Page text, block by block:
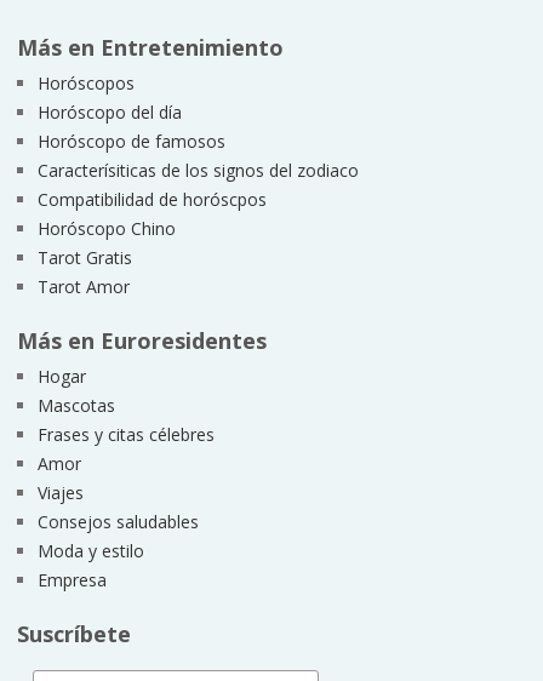
Más en Entretenimiento
Horóscopos
Horóscopo del día
Horóscopo de famosos
Caracterísiticas de los signos del zodiaco
Compatibilidad de horóscpos
Horóscopo Chino
Tarot Gratis
Tarot Amor
Más en Euroresidentes
Hogar
Mascotas
Frases y citas célebres
Amor
Viajes
Consejos saludables
Moda y estilo
Empresa
Suscríbete